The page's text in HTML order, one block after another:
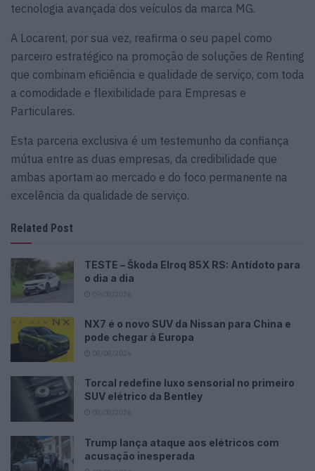
tecnologia avançada dos veículos da marca MG.
A Locarent, por sua vez, reafirma o seu papel como
parceiro estratégico na promoção de soluções de Renting
que combinam eficiência e qualidade de serviço, com toda
a comodidade e flexibilidade para Empresas e
Particulares.
Esta parceria exclusiva é um testemunho da confiança
mútua entre as duas empresas, da credibilidade que
ambas aportam ao mercado e do foco permanente na
excelência da qualidade de serviço.
Related Post
TESTE – Škoda Elroq 85X RS: Antídoto para
o dia a dia
NX7 é o novo SUV da Nissan para China e
pode chegar à Europa
Torcal redefine luxo sensorial no primeiro
SUV elétrico da Bentley
Trump lança ataque aos elétricos com
acusação inesperada